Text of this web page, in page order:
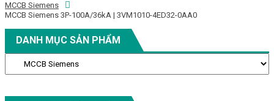
MCCB Siemens
MCCB Siemens 3P-100A/36kA | 3VM1010-4ED32-0AA0
DANH MỤC SẢN PHẨM